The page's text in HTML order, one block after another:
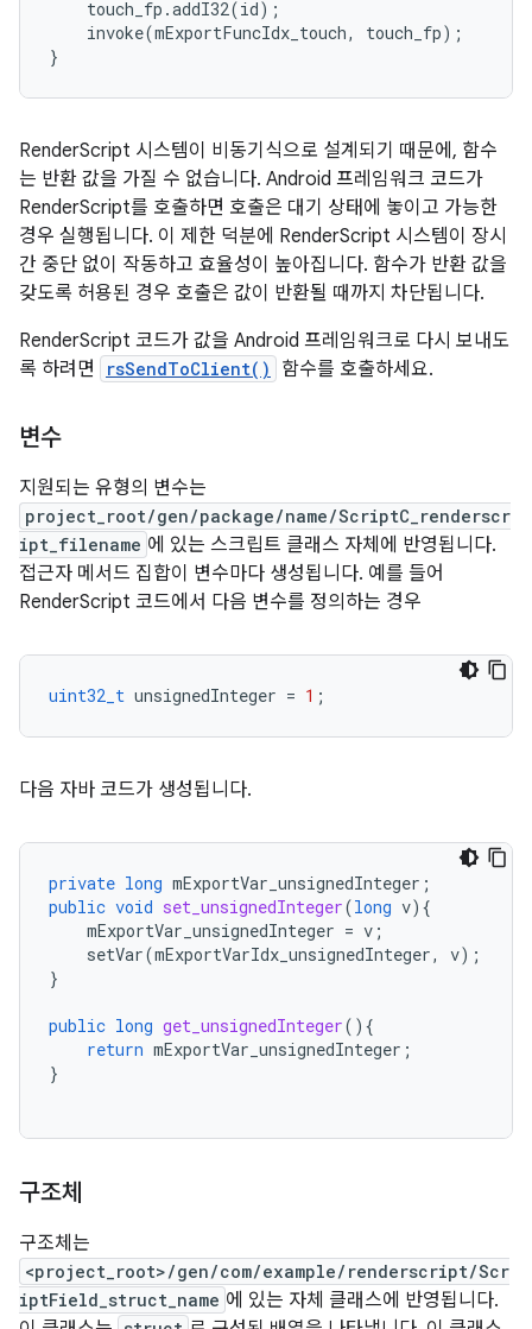
touch_fp .addI32(id);
invoke(mExportFuncIdx_touch, touch_fp);
}
RenderScript 시스템이 비동기식으로 설계되기 때문에, 함수
는 반환 값을 가질 수 없습니다. Android 프레임워크 코드가
RenderScript를 호출하면 호출은 대기 상태에 놓이고 가능한
경우 실행됩니다. 이 제한 덕분에 RenderScript 시스템이 장시
간 중단 없이 작동하고 효율성이 높아집니다. 함수가 반환 값을
갖도록 허용된 경우 호출은 값이 반환될 때까지 차단됩니다.
RenderScript 코드가 값을 Android 프레임워크로 다시 보내도
록 하려면
rsSendToClient() 함수를 호출하세요.
변수
지원되는 유형의 변수는
project_root/gen/package/name/ScriptC_renderscr
ipt_filename 에 있는 스크립트 클래스 자체에 반영됩니다.
접근자 메서드 집합이 변수마다 생성됩니다. 예를 들어
RenderScript 코드에서 다음 변수를 정의하는 경우
uint32_t unsignedInteger = 1 ;
다음 자바 코드가 생성됩니다.
private long mExportVar_unsignedInteger ;
public void set_unsignedInteger(long v){
mExportVar_unsignedInteger = v ;
setVar(mExportVarIdx_unsignedInteger, v);
}
public long get_unsignedInteger(){
return mExportVar_unsignedInteger ;
}
구조체
구조체는
<project_root>/gen/com/example/renderscript/Scr
iptField_struct_name 에 있는 자체 클래스에 반영됩니다.